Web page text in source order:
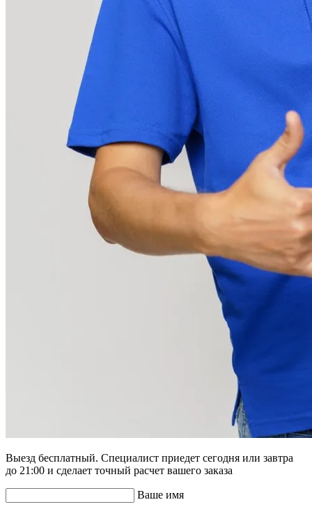
Выезд бесплатный. Специалист приедет сегодня или завтра
до 21:00 и сделает точный расчет вашего заказа
Ваше имя